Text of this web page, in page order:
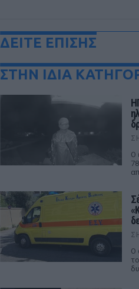
ΔΕΙΤΕ ΕΠΙΣΗΣ
ΣΤΗΝ ΙΔΙΑ
Ο
Ο